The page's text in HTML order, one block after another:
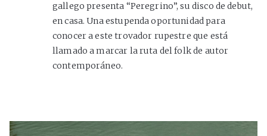
gallego presenta “Peregrino”, su disco de debut,
en casa. Una estupenda oportunidad para
conocer a este trovador rupestre que está
llamado a marcar la ruta del folk de autor
contemporáneo.